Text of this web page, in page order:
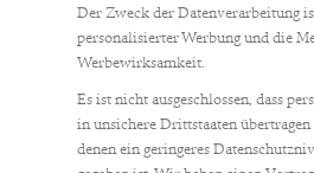
Der Zweck der Datenverarbeitung
personalisierter Werbung und die
Werbewirksamkeit.
Es ist nicht ausgeschlossen, dass
in unsichere Drittstaaten
denen ein geringeres